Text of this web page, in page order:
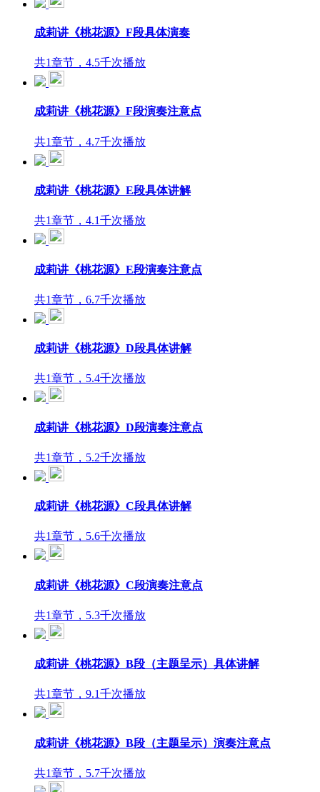
成莉讲《桃花源》F段具体演奏
共1章节，4.5千次播放
成莉讲《桃花源》F段演奏注意点
共1章节，4.7千次播放
成莉讲《桃花源》E段具体讲解
共1章节，4.1千次播放
成莉讲《桃花源》E段演奏注意点
共1章节，6.7千次播放
成莉讲《桃花源》D段具体讲解
共1章节，5.4千次播放
成莉讲《桃花源》D段演奏注意点
共1章节，5.2千次播放
成莉讲《桃花源》C段具体讲解
共1章节，5.6千次播放
成莉讲《桃花源》C段演奏注意点
共1章节，5.3千次播放
成莉讲《桃花源》B段（主题呈示）具体讲解
共1章节，9.1千次播放
成莉讲《桃花源》B段（主题呈示）演奏注意点
共1章节，5.7千次播放